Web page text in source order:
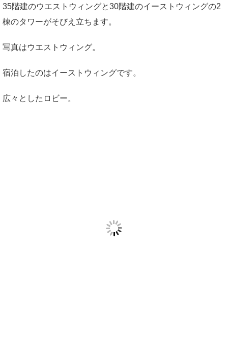
35階建のウエストウィングと30階建のイーストウィングの2
棟のタワーがそびえ立ちます。
写真はウエストウィング。
宿泊したのはイーストウィングです。
広々としたロビー。